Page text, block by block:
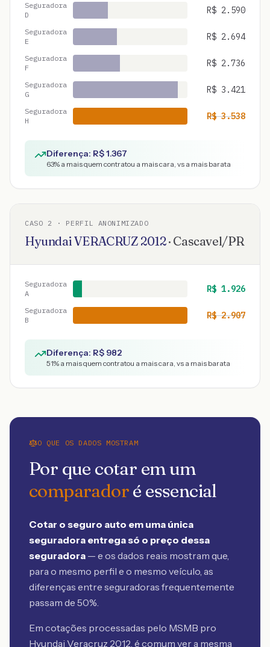
Seguradora
D
R$ 2.590
Seguradora
E
R$ 2.694
Seguradora
F
R$ 2.736
Seguradora
G
R$ 3.421
Seguradora
H
R$3.538
Diferença: R$1.367
63% a mais quem contratou a mais cara, vs a mais barata
CASO 2 · PERFIL ANONIMIZADO
HyundaiVERACRUZ 2012· Cascavel/PR
Seguradora
A
R$ 1.926
Seguradora
B
R$2.907
Diferença: R$ 982
51% a mais quem contratou a mais cara, vs a mais barata
O QUE OS DADOS MOSTRAM
Por que cotar em um
comparadoré essencial
Cotar o seguro auto em uma única
seguradora entrega só o preço dessa
seguradora — e os dados reais mostram que,
para o mesmo perfil e o mesmo veículo, as
diferenças entre seguradoras frequentemente
passam de 50%.
Em cotações processadas pelo MSMB pro
Hyundai Veracruz 2012, é comum ver a mesma